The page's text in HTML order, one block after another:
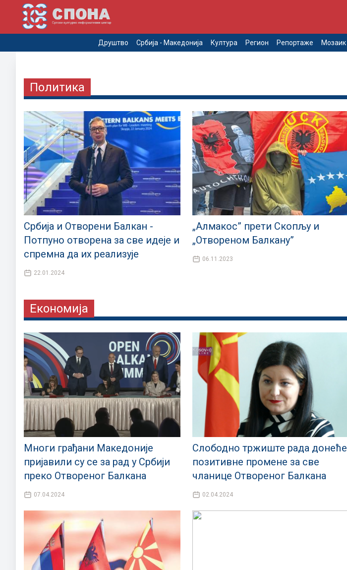
Друштво Србија - Македонија Култура Регион Репортаже Мозаик
Политика
Србија и Отворени Балкан -
Потпуно отворена за све идеје и
спремна да их реализује
22.01.2024
„Алмакос” прети Скопљу и
„Отвореном Балкану”
06.11.2023
Економија
Многи грађани Македоније
пријавили су се за рад у Србији
преко Отвореног Балкана
07.04.2024
Слободно тржиште рада донеће
позитивне промене за све
чланице Отвореног Балкана
02.04.2024